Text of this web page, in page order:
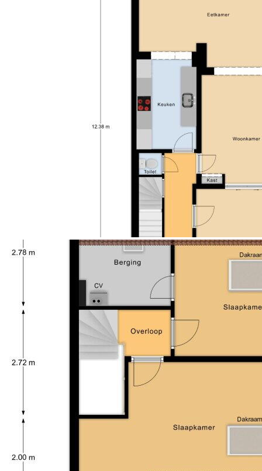
Ein optional beigefügtes Plan ist ausschließlich als
globale Anzeige/Visualisierung gedacht. Von diesem
können keine Rechte abgeleitet werden. Falls die
Warmwasserzubringer Mietgeräte sind, muss der
Käufer den Mietvertrag übernehmen.